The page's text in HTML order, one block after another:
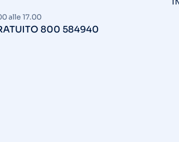
alle 17.00
800 584940